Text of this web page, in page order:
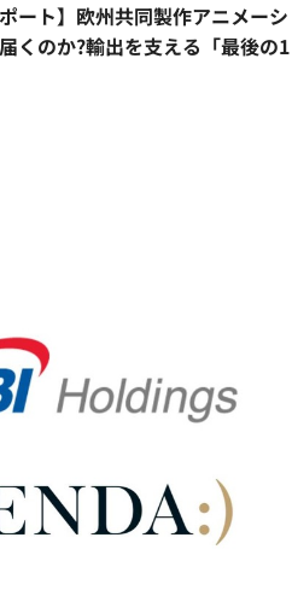
ート】欧州共同製作アニメーシ
くのか?輸出を支える「最後の1